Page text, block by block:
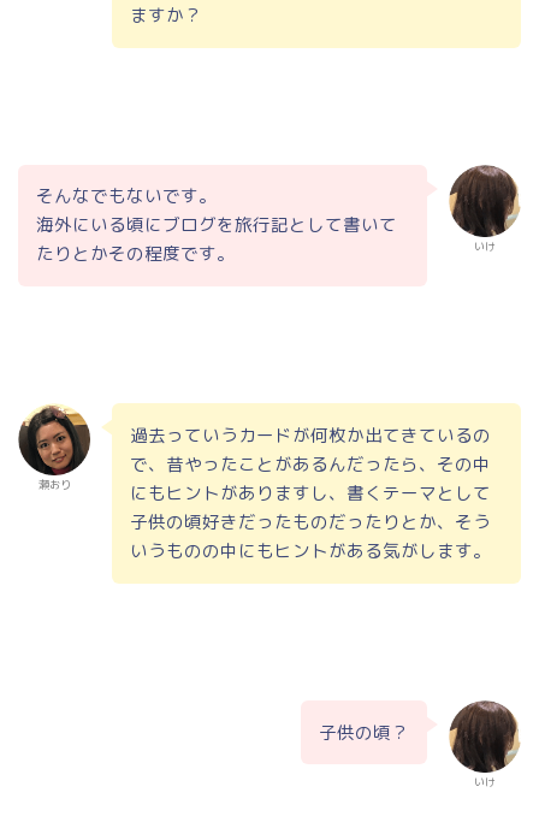
ますか？
いけ
そんなでもないです。
海外にいる頃にブログを旅行記として書いて
たりとかその程度です。
瀬おり
過去っていうカードが何枚か出てきているの
で、昔やったことがあるんだったら、その中
にもヒントがありますし、書くテーマとして
子供の頃好きだったものだったりとか、そう
いうものの中にもヒントがある気がします。
いけ
子供の頃？